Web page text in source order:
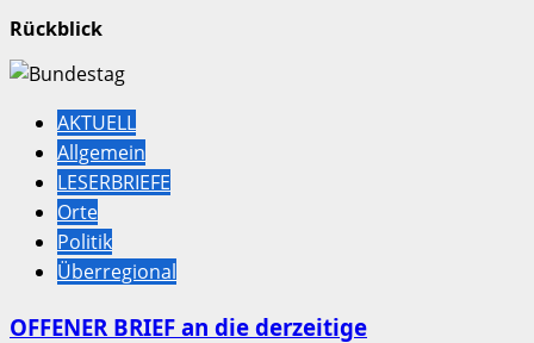
Rückblick
AKTUELL
Allgemein
LESERBRIEFE
Orte
Politik
Überregional
OFFENER BRIEF an die derzeitige